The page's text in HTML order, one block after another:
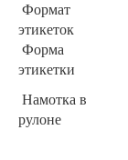
Формат
этикеток
Форма
этикетки
Намотка в
рулоне